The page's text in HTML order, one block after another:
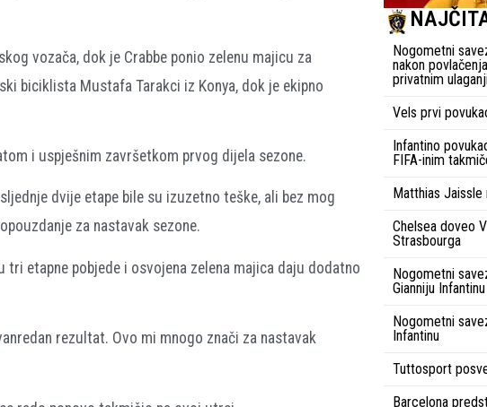
vozača, dok je Crabbe ponio zelenu majicu za
biciklista Mustafa Tarakci iz Konya, dok je ekipno
i uspješnim završetkom prvog dijela sezone.
dvije etape bile su izuzetno teške, ali bez mog
za nastavak sezone.
etapne pobjede i osvojena zelena majica daju dodatno
rezultat. Ovo mi mnogo znači za nastavak
Nogometni
nakon
privatnim
Vels prvi
Infantino
FIFA-inim
Matthias
Chelsea doveo
Strasbourga
Nogometni
Gianniju Infantinu
Nogometni
Infantinu
Tuttosport
Barcelona